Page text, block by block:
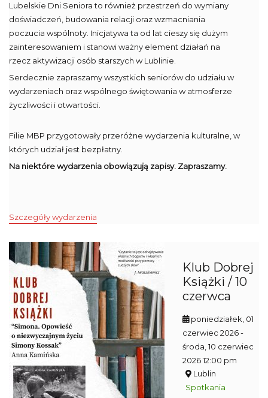
Lubelskie Dni Seniora to również przestrzeń do wymiany
doświadczeń, budowania relacji oraz wzmacniania
poczucia wspólnoty. Inicjatywa ta od lat cieszy się dużym
zainteresowaniem i stanowi ważny element działań na
rzecz aktywizacji osób starszych w Lublinie.
Serdecznie zapraszamy wszystkich seniorów do udziału w
wydarzeniach oraz wspólnego świętowania w atmosferze
życzliwości i otwartości.
Filie MBP przygotowały przeróżne wydarzenia kulturalne, w
których udział jest bezpłatny.
Na niektóre wydarzenia obowiązują zapisy. Zapraszamy.
Szczegóły wydarzenia
Klub Dobrej
Książki / 10
czerwca
poniedziałek, 01
czerwiec 2026-
środa, 10 czerwiec
2026 12:00 pm
Lublin
Spotkania